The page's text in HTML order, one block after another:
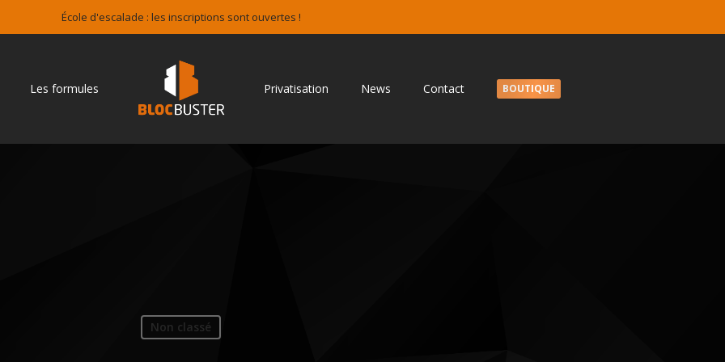
École d'escalade : les inscriptions sont ouvertes !
Les formules Privatisation News Contact BOUTIQUE
Non classé